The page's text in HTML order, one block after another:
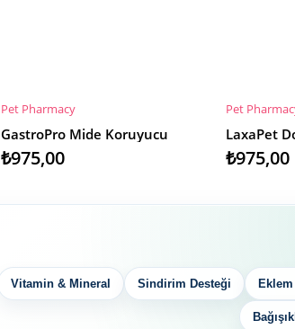
SEPETE EKLE
Pet Pharmacy
GastroPro Mide Koruyucu
₺975,00
SEPETE
Pet
LaxaPet
₺975,00
Vitamin & Mineral Sindirim Desteği